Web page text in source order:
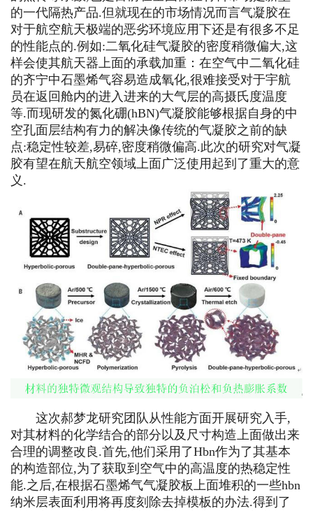
的一代隔热产品.但就现在的市场情况而言气凝胶在
对于航空航天极端的恶劣环境应用下还是有很多不足
的性能点的.例如:二氧化硅气凝胶的密度稍微偏大,这
样会使其航天器上面的承载加重：在空气中二氧化硅
的齐宁中石墨烯气容易造成氧化,很难接受对于宇航
员在返回舱内的进入进来的大气层的高摄氏度温度
等.而现研发的氮化硼(hBN)气凝胶能够根据自身的中
空孔面层结构有力的解决像传统的气凝胶之前的缺
点:稳定性较差,易碎,密度稍微偏高.此次的研究对气凝
胶有望在航天航空领域上面广泛使用起到了重大的意
义.
这次郝梦龙研究团队从性能方面开展研究入手,
对其材料的化学结合的部分以及尺寸构造上面做出来
合理的调整改良.首先,他们采用了Hbn作为了其基本
的构造部位,为了获取到空气中的高温度的热稳定性
能.之后,在根据石墨烯气气凝胶板上面堆积的一些hbn
纳米层表面利用将再度刻除去掉模板的办法.得到了